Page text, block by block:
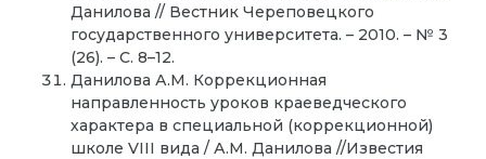
Данилова // Вестник Череповецкого
государственного университета. – 2010. – № 3
(26). – С. 8–12.
Данилова А.М. Коррекционная
направленность уроков краеведческого
характера в специальной (коррекционной)
школе VIII вида / А.М. Данилова //Известия